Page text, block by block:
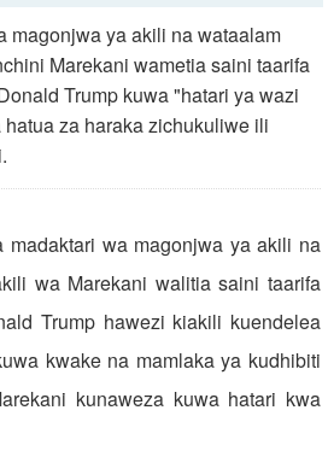
magonjwa ya akili na wataalam
Marekani wametia saini taarifa
Trump kuwa "hatari ya wazi
za haraka zichukuliwe ili
madaktari wa magonjwa ya akili na
wa Marekani walitia saini taarifa
Trump hawezi kiakili kuendelea
kwake na mamlaka ya kudhibiti
kunaweza kuwa hatari kwa